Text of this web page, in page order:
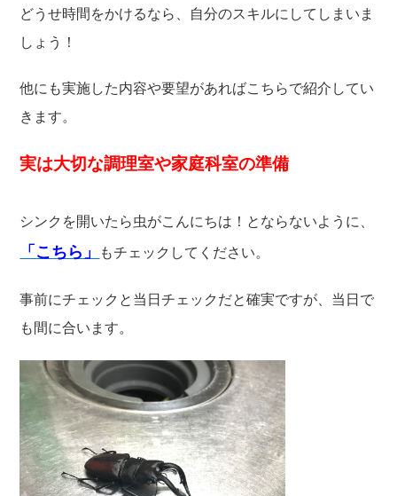
どうせ時間をかけるなら、自分のスキルにしてしまいま
しょう！
他にも実施した内容や要望があればこちらで紹介してい
きます。
実は大切な調理室や家庭科室の準備
シンクを開いたら虫がこんにちは！とならないように、
「こちら」 もチェックしてください。
事前にチェックと当日チェックだと確実ですが、当日で
も間に合います。